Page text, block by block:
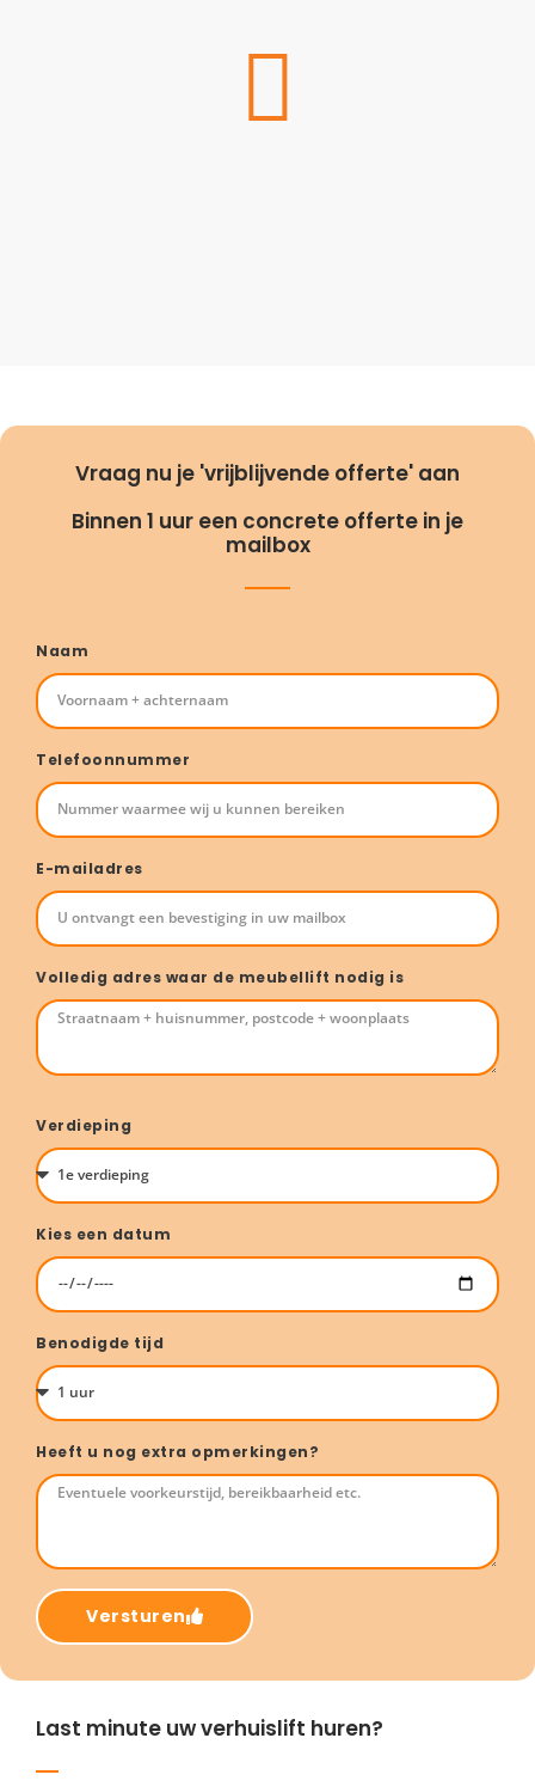
Vraag nu je 'vrijblijvende offerte' aan
Binnen 1 uur een concrete offerte in je
mailbox
Naam
Telefoonnummer
E-mailadres
Volledig adres waar de meubellift nodig is
Verdieping
Kies een datum
Benodigde tijd
Heeft u nog extra opmerkingen?
Versturen
Last minute uw verhuislift huren?